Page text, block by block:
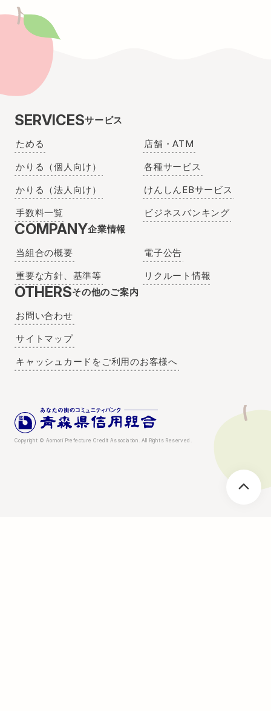
SERVICESサービス
ためる
かりる（個人向け）
かりる（法人向け）
手数料一覧
店舗・ATM
各種サービス
けんしんEBサービス
ビジネスバンキング
COMPANY企業情報
当組合の概要
重要な方針、基準等
電子公告
リクルート情報
OTHERSその他のご案内
お問い合わせ
サイトマップ
キャッシュカードをご利用のお客様へ
Copyright © Aomori Prefecture Credit Association. All Rights Reserved.